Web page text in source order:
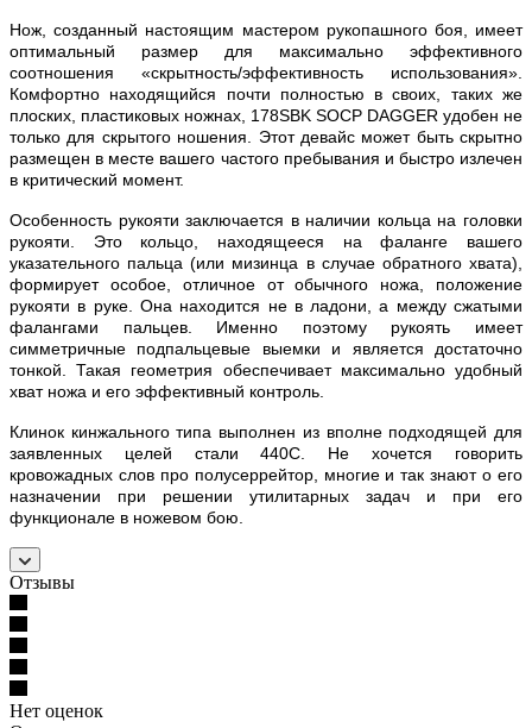
Нож, созданный настоящим мастером рукопашного боя, имеет
оптимальный размер для максимально эффективного
соотношения «скрытность/эффективность использования».
Комфортно находящийся почти полностью в своих, таких же
плоских, пластиковых ножнах, 178SBK SOCP DAGGER удобен не
только для скрытого ношения. Этот девайс может быть скрытно
размещен в месте вашего частого пребывания и быстро излечен
в критический момент.
Особенность рукояти заключается в наличии кольца на головки
рукояти. Это кольцо, находящееся на фаланге вашего
указательного пальца (или мизинца в случае обратного хвата),
формирует особое, отличное от обычного ножа, положение
рукояти в руке. Она находится не в ладони, а между сжатыми
фалангами пальцев. Именно поэтому рукоять имеет
симметричные подпальцевые выемки и является достаточно
тонкой. Такая геометрия обеспечивает максимально удобный
хват ножа и его эффективный контроль.
Клинок кинжального типа выполнен из вполне подходящей для
заявленных целей стали 440С. Не хочется говорить
кровожадных слов про полусеррейтор, многие и так знают о его
назначении при решении утилитарных задач и при его
функционале в ножевом бою.
Отзывы
Нет оценок